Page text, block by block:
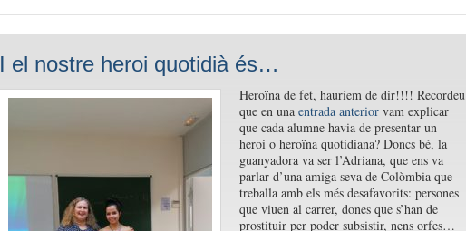
I el nostre heroi quotidià és…
Heroïna de fet, hauríem de dir!!!! Recordeu
que en una entrada anteriorvam explicar
que cada alumne havia de presentar un
heroi o heroïna quotidiana? Doncs bé, la
guanyadora va ser l’Adriana, que ens va
parlar d’una amiga seva de Colòmbia que
treballa amb els més desafavorits: persones
que viuen al carrer, dones que s’han de
prostituir per poder subsistir, nens orfes…